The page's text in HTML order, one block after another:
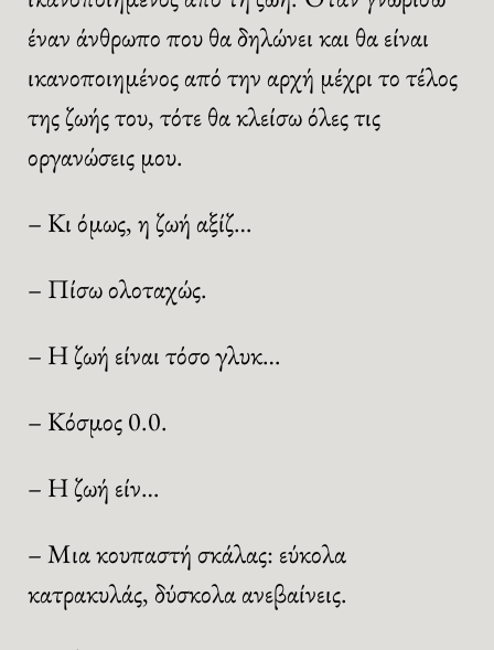
έναν άνθρωπο που θα δηλώνει και θα είναι
ικανοποιημένος από την αρχή μέχρι το τέλος
της ζωής του, τότε θα κλείσω όλες τις
οργανώσεις μου.
– Κι όμως, η ζωή αξίζ…
– Πίσω ολοταχώς.
– Η ζωή είναι τόσο γλυκ…
– Κόσμος 0.0.
– Η ζωή είν…
– Μια κουπαστή σκάλας: εύκολα
κατρακυλάς, δύσκολα ανεβαίνεις.